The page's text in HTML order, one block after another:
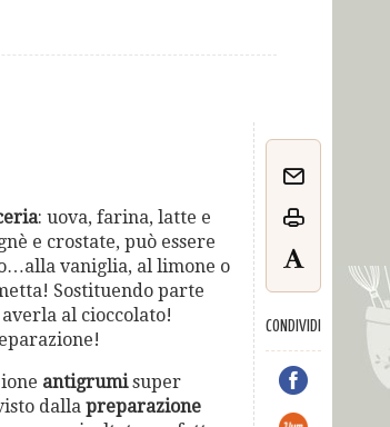
CONDIVIDI
: uova, farina, latte e
e crostate, può essere
vaniglia, al limone o
Sostituendo parte
al cioccolato!
antigrumisuper
dalla preparazione